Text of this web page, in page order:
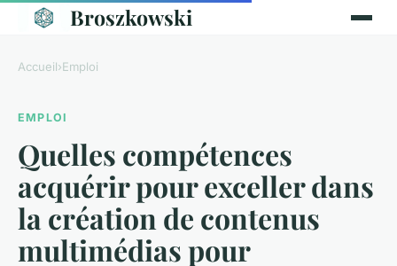
Broszkowski
Accueil›Emploi
EMPLOI
Quelles compétences
acquérir pour exceller dans
la création de contenus
multimédias pour